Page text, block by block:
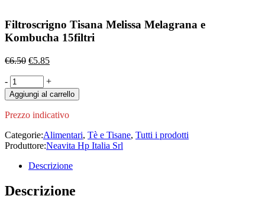
Filtroscrigno Tisana Melissa Melagrana e
Kombucha 15filtri
€6.50 Il
originale
era:
€6.50.
€5.85Il
attuale
è:
€5.85.
Filtroscrigno
Tisana
Melissa
Melagrana
Kombucha
15filtri
- +
Aggiungi al carrello
Prezzo indicativo
Categorie:Alimentari, Tè e Tisane, Tutti i prodotti
Produttore:Neavita Hp Italia Srl
Descrizione
Descrizione